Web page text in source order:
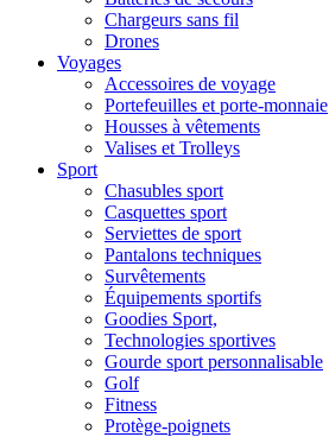
Chargeurs sans fil
Drones
Voyages
Accessoires de voyage
Portefeuilles et porte-monnaie
Housses à vêtements
Valises et Trolleys
Sport
Chasubles sport
Casquettes sport
Serviettes de sport
Pantalons techniques
Survêtements
Équipements sportifs
Goodies Sport,
Technologies sportives
Gourde sport personnalisable
Golf
Fitness
Protège-poignets